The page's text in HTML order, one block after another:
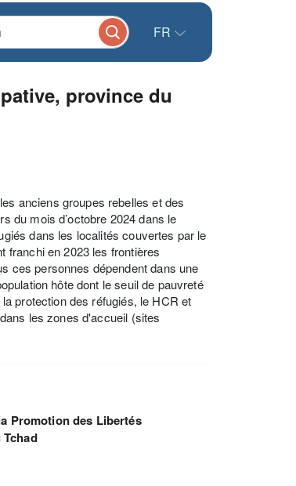
FR
province du
anciens groupes rebelles et des
du mois d’octobre 2024 dans le
dans les localités couvertes par le
franchi en 2023 les frontières
ces personnes dépendent dans une
hôte dont le seuil de pauvreté
protection des réfugiés, le HCR et
les zones d'accueil (sites
Promotion des Libertés
Tchad